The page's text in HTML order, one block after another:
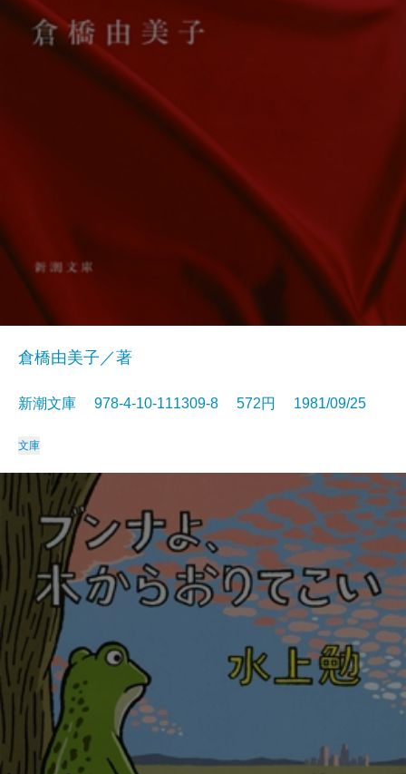
倉橋由美子／著
新潮文庫 978-4-10-111309-8 572円 1981/09/25
文庫